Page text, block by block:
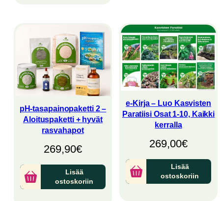
pH-tasapainopaketti 2 –
Aloituspaketti + hyvät
rasvahapot
269,90€
Lisää
ostoskoriin
e-Kirja – Luo Kasvisten
Paratiisi Osat 1-10, Kaikki
kerralla
269,00€
Lisää
ostoskoriin